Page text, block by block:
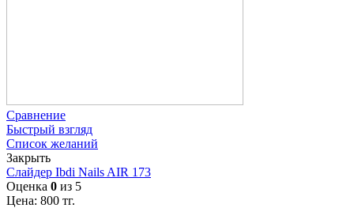
Сравнение
Быстрый взгляд
Список желаний
Закрыть
Слайдер Ibdi Nails AIR 173
Оценка 0 из 5
Цена: 800 тг.